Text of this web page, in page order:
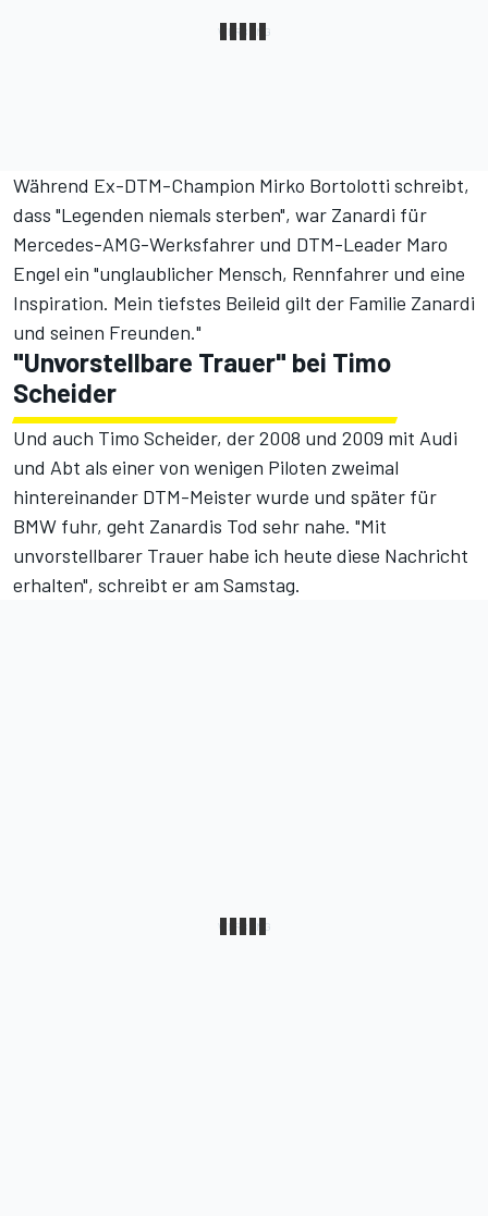
Während Ex-DTM-Champion Mirko Bortolotti schreibt,
dass "Legenden niemals sterben", war Zanardi für
Mercedes-AMG-Werksfahrer und DTM-Leader Maro
Engel ein "unglaublicher Mensch, Rennfahrer und eine
Inspiration. Mein tiefstes Beileid gilt der Familie Zanardi
und seinen Freunden."
"Unvorstellbare Trauer" bei Timo
Scheider
Und auch Timo Scheider, der 2008 und 2009 mit Audi
und Abt als einer von wenigen Piloten zweimal
hintereinander DTM-Meister wurde und später für
BMW fuhr, geht Zanardis Tod sehr nahe. "Mit
unvorstellbarer Trauer habe ich heute diese Nachricht
erhalten", schreibt er am Samstag.